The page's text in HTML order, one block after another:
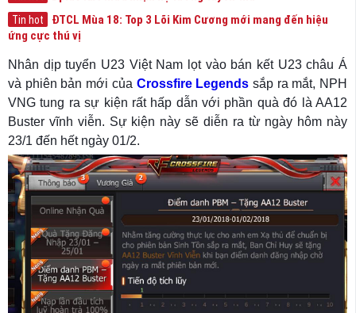
Tin hot
ĐTCL Mùa 18: Top 3 Lõi Kim Cương mới mang đến hiệu
ứng cực thú vị
Nhân dịp tuyển U23 Việt Nam lọt vào bán kết U23 châu Á
và phiên bản mới của Crossfire Legends sắp ra mắt, NPH
VNG tung ra sự kiện rất hấp dẫn với phần quà đó là AA12
Buster vĩnh viễn. Sự kiện này sẽ diễn ra từ ngày hôm này
23/1 đến hết ngày 01/2.